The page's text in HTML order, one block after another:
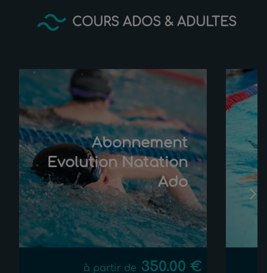
COURS ADOS & ADULTES
Abonnement
Evolution Natation
Ado
à partir de 350.00 €